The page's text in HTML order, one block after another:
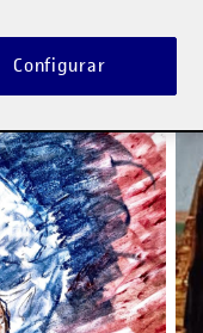
de publicación
202316 junio, 2023 11:09 pm
-comentario
Configurar